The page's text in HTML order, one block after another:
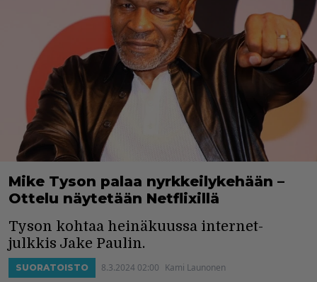
Mike Tyson palaa nyrkkeilykehään –
Ottelu näytetään Netflixillä
Tyson kohtaa heinäkuussa internet-
julkkis Jake Paulin.
SUORATOISTO 8.3.2024 02:00 Kami Launonen